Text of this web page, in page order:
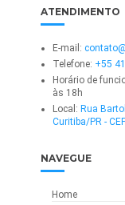
ATENDIMENTO
E-mail:
Telefone: +55
Horário de
às 18h
Local: Rua
Curitiba/PR -
NAVEGUE
Home